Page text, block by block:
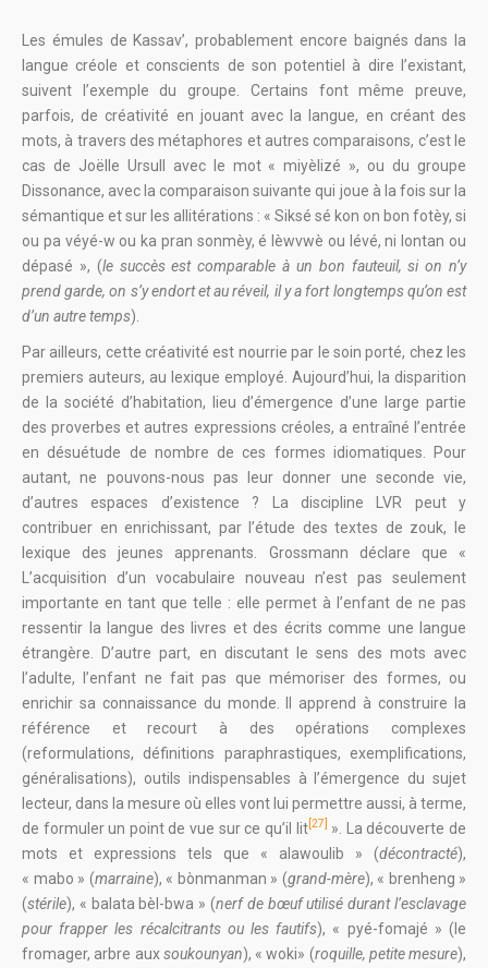
Les émules de Kassav’, probablement encore baignés dans la
langue créole et conscients de son potentiel à dire l’existant,
suivent l’exemple du groupe. Certains font même preuve,
parfois, de créativité en jouant avec la langue, en créant des
mots, à travers des métaphores et autres comparaisons, c’est le
cas de Joëlle Ursull avec le mot « miyèlizé », ou du groupe
Dissonance, avec la comparaison suivante qui joue à la fois sur la
sémantique et sur les allitérations : « Siksé sé kon on bon fotèy, si
ou pa véyé-w ou ka pran sonmèy, é lèwvwè ou lévé, ni lontan ou
dépasé », (le succès est comparable à un bon fauteuil, si on n’y
prend garde, on s’y endort et au réveil, il y a fort longtemps qu’on est
d’un autre temps).
Par ailleurs, cette créativité est nourrie par le soin porté, chez les
premiers auteurs, au lexique employé. Aujourd’hui, la disparition
de la société d’habitation, lieu d’émergence d’une large partie
des proverbes et autres expressions créoles, a entraîné l’entrée
en désuétude de nombre de ces formes idiomatiques. Pour
autant, ne pouvons-nous pas leur donner une seconde vie,
d’autres espaces d’existence ? La discipline LVR peut y
contribuer en enrichissant, par l’étude des textes de zouk, le
lexique des jeunes apprenants. Grossmann déclare que «
L’acquisition d’un vocabulaire nouveau n’est pas seulement
importante en tant que telle : elle permet à l’enfant de ne pas
ressentir la langue des livres et des écrits comme une langue
étrangère. D’autre part, en discutant le sens des mots avec
l’adulte, l’enfant ne fait pas que mémoriser des formes, ou
enrichir sa connaissance du monde. Il apprend à construire la
référence et recourt à des opérations complexes
(reformulations, définitions paraphrastiques, exemplifications,
généralisations), outils indispensables à l’émergence du sujet
lecteur, dans la mesure où elles vont lui permettre aussi, à terme,
de formuler un point de vue sur ce qu’il lit[27]
». La découverte de
mots et expressions tels que « alawoulib » (décontracté),
« mabo » (marraine), « bònmanman » (grand-mère), « brenheng »
(stérile), « balata bèl-bwa » (nerf de bœuf utilisé durant l’esclavage
pour frapper les récalcitrants ou les fautifs), « pyé-fomajé » (le
fromager, arbre auxsoukounyan), « woki» (roquille, petite mesure),